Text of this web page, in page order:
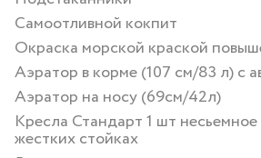
Самоотливной кокпит
Окраска морской краской
Аэратор в корме (107 см/83 л) с
Аэратор на носу (69см/42л)
Кресла Стандарт 1 шт
жестких стойках